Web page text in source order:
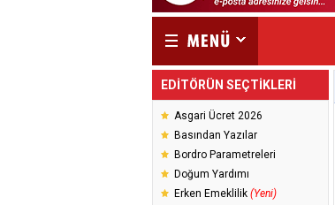
EDİTÖRÜN SEÇTİKLERİ
Asgari Ücret 2026
Basından Yazılar
Bordro Parametreleri
Doğum Yardımı
Erken Emeklilik (Yeni)